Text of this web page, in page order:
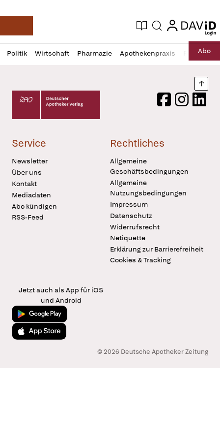
Deutsche Apotheker Zeitung
Aktuelle Ausgabe
Suche login
login
Politik Wirtschaft Pharmazie Apothekenpraxis RechtAbo
Profil
öffnen
Daz
Pur
Deutscher Apotheker Verlag Logo
FacebookInstagram
Service
Newsletter
Über uns
Kontakt
Mediadaten
Abo kündigen
RSS-Feed
Rechtliches
Allgemeine
Geschäftsbedingungen
Allgemeine
Nutzungsbedingungen
Impressum
Datenschutz
Widerrufsrecht
Netiquette
Erklärung zur Barrierefreiheit
Cookies & Tracking
Jetzt auch als App für iOS
und Android
Jetzt bei Google Play
Laden im App Store
© 2026 Deutsche Apotheker Zeitung